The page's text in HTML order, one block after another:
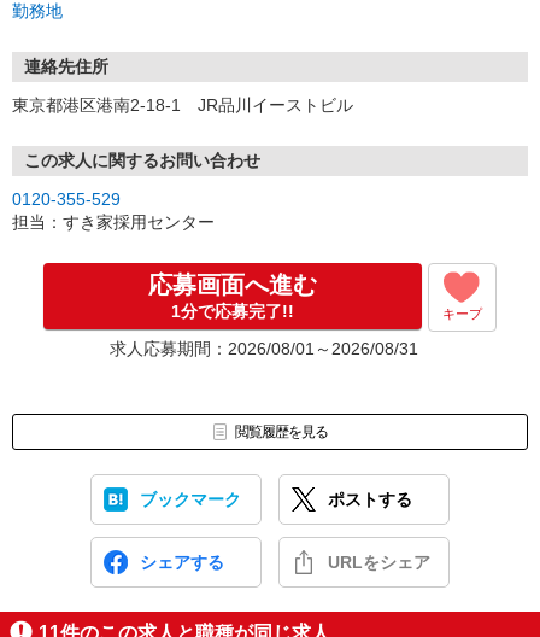
勤務地
連絡先住所
東京都港区港南2-18-1 JR品川イーストビル
この求人に関するお問い合わせ
0120-355-529
担当：すき家採用センター
応募画面へ進む
1分で応募完了!! キープ
求人応募期間：2026/08/01～2026/08/31
閲覧履歴を見る
ブックマーク ポストする
シェアする URLをシェア
11 件のこの求人と職種が同じ求人